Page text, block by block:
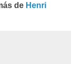
de Henri